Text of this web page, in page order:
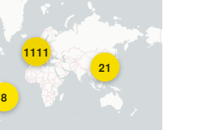
8
21
1111